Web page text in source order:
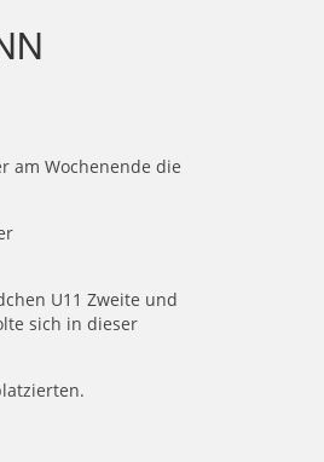
am Wochenende die
U11 Zweite und
sich in dieser